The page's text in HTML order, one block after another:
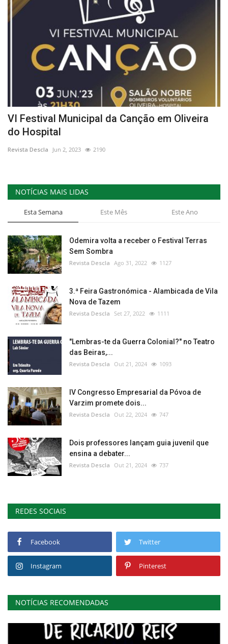
VI Festival Municipal da Canção em Oliveira
do Hospital
Revista Descla Jun 2, 2023 2190
NOTÍCIAS MAIS LIDAS
Esta Semana Este Mês Este Ano
Odemira volta a receber o Festival Terras
Sem Sombra
Revista Descla Ago 31, 2022 1127
3.ª Feira Gastronómica - Alambicada de Vila
Nova de Tazem
Revista Descla Set 27, 2022 1111
"Lembras-te da Guerra Colonial?" no Teatro
das Beiras,...
Revista Descla Out 21, 2024 1093
IV Congresso Empresarial da Póvoa de
Varzim promete dois...
Revista Descla Out 22, 2024 747
Dois professores lançam guia juvenil que
ensina a debater...
Revista Descla Out 21, 2024 737
REDES SOCIAIS
Facebook Twitter
Instagram Pinterest
NOTÍCIAS RECOMENDADAS